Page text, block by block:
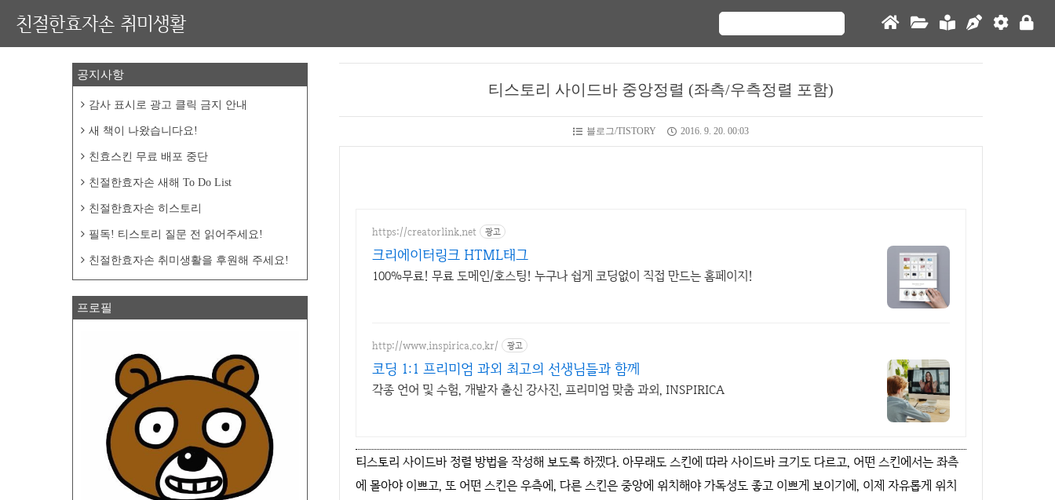
친절한효자손 취미생활
티스토리 사이드바 중앙정렬 (좌측/우측정렬 포함)
블로그/TISTORY 2016. 9. 20. 00:03
https://creatorlink.net 광고
크리에이터링크 HTML태그
100%무료! 무료 도메인/호스팅! 누구나 쉽게 코딩없이 직접 만드는 홈페이지!
http://www.inspirica.co.kr/ 광고
코딩 1:1 프리미엄 과외 최고의 선생님들과 함께
각종 언어 및 수험, 개발자 출신 강사진, 프리미엄 맞춤 과외, INSPIRICA
티스토리 사이드바 정렬 방법을 작성해 보도록 하겠다. 아무래도 스킨에 따라 사이드바 크기도 다르고, 어떤 스킨에서는 좌측
에 몰아야 이쁘고, 또 어떤 스킨은 우측에, 다른 스킨은 중앙에 위치해야 가독성도 좋고 이쁘게 보이기에, 이제 자유롭게 위치
공지사항
감사 표시로 광고 클릭 금지 안내
새 책이 나왔습니다요!
친효스킨 무료 배포 중단
친절한효자손 새해 To Do List
친절한효자손 히스토리
필독! 티스토리 질문 전 읽어주세요!
친절한효자손 취미생활을 후원해 주세요!
프로필